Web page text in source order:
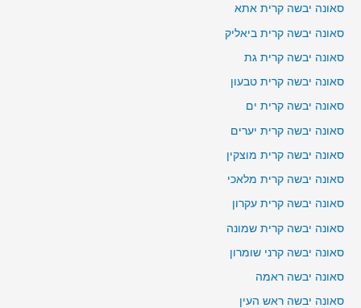
סאונה יבשה קרית אתא
סאונה יבשה קרית ביאליק
סאונה יבשה קרית גת
סאונה יבשה קרית טבעון
סאונה יבשה קרית ים
סאונה יבשה קרית יערים
סאונה יבשה קרית מוצקין
סאונה יבשה קרית מלאכי
סאונה יבשה קרית עקרון
סאונה יבשה קרית שמונה
סאונה יבשה קרני שומרון
סאונה יבשה ראמה
סאונה יבשה ראש העין